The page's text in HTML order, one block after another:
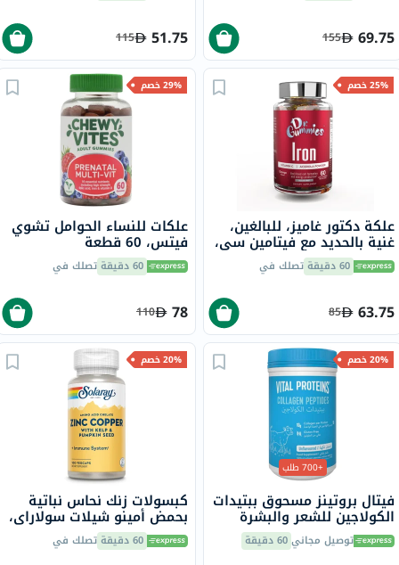
69.75
155
51.75
115
25% خصم
علكة دكتور غاميز، للبالغين،
غنية بالحديد مع فيتامين سي،
60 قطعة 60 دقيقة تصلك في
63.75
85
29% خصم
علكات للنساء الحوامل تشوي
فيتس، 60 قطعة
60 دقيقة تصلك في
78
110
20% خصم
+700 طلب
فيتال بروتينز مسحوق ببتيدات
الكولاجين للشعر والبشرة
والأظافر 284 جرامتوصيل مجاني60 دقيقة
20% خصم
كبسولات زنك نحاس نباتية
بحمض أمينو شيلات سولاراي،
100 كبسولة 60 دقيقة تصلك في